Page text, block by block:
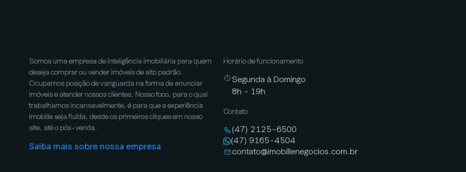
Somos uma empresa de inteligência imobiliária para quem
deseja comprar ou vender imóveis de alto padrão.
Ocupamos posição de vanguarda na forma de anunciar
imóveis e atender nossos clientes. Nosso foco, para o qual
trabalhamos incansavelmente, é para que a experiência
Imobille seja fluída, desde os primeiros cliques em nosso
site, até o pós-venda.
Saiba mais sobre nossa empresa
Horário de funcionamento
Segunda à Domingo
8h - 19h
Contato
(47) 2125-6500
(47) 9165-4504
contato@imobillenegocios.com.br